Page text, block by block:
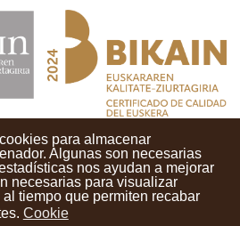
para almacenar
Algunas son necesarias
nos ayudan a mejorar
necesarias para visualizar
tiempo que permiten recabar
Cookie
de uso Aviso legal
Noticias
Tu opinión cuenta